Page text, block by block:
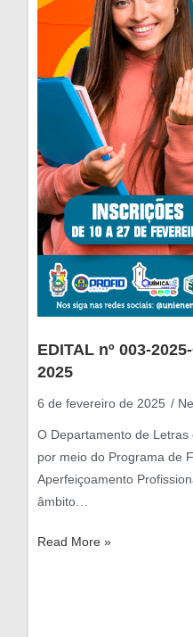
EDITAL nº 003-
2025
6 de fevereiro de 2025
O Departamento de Letras
por meio do Programa de
Aperfeiçoamento
âmbito…
Read More »